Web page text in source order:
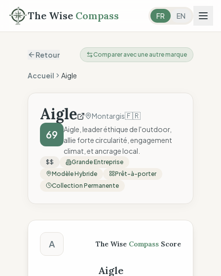
The Wise Compass FR EN
Retour Comparer avec une autre marque
Accueil Aigle
Aigle Montargis🇫🇷
69
Aigle, leader éthique de l'outdoor,
allie forte circularité, engagement
climat, et ancrage local.
$$
Grande Entreprise
Modèle Hybride
Prêt-à-porter
Collection Permanente
Score The Wise Compass
A The Wise Compass Score
Aigle